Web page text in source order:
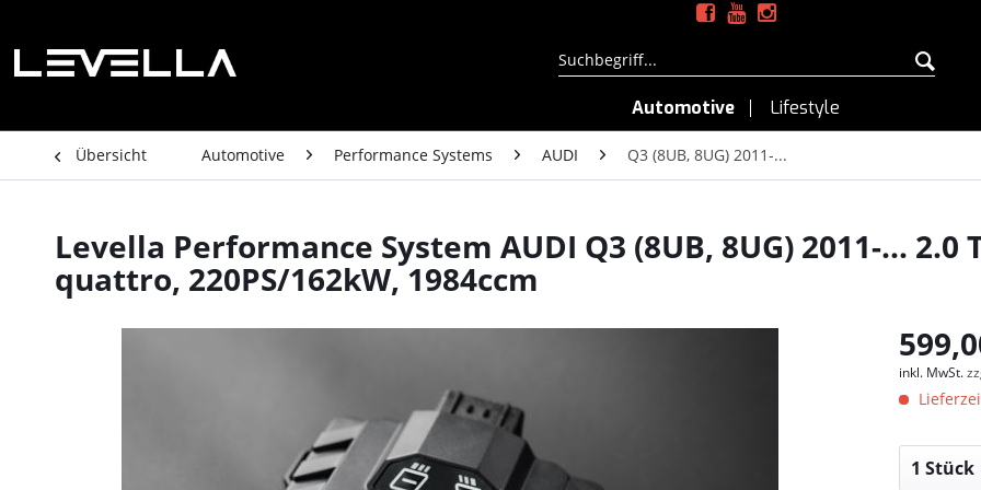
Automotive Lifestyle
Übersicht Automotive Performance Systems AUDI Q3 (8UB, 8UG) 2011-...
Levella Performance System AUDI Q3 (8UB, 8UG) 2011-... 2.0
quattro, 220PS/162kW, 1984ccm
inkl. MwSt.